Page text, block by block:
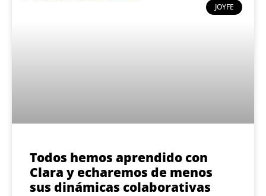
JOYFE
Todos hemos aprendido con
Clara y echaremos de menos
sus dinámicas colaborativas